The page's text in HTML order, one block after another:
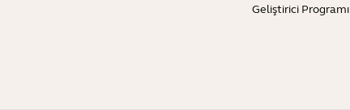
Geliştirici Programı